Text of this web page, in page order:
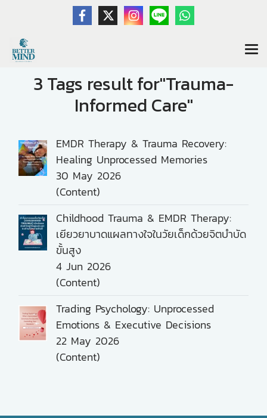
3 Tags result for"Trauma-
Informed Care"
EMDR Therapy & Trauma Recovery:
Healing Unprocessed Memories
30 May 2026
(Content)
Childhood Trauma & EMDR Therapy:
เยียวยาบาดแผลทางใจในวัยเด็กด้วยจิตบำบัด
ขั้นสูง
4 Jun 2026
(Content)
Trading Psychology: Unprocessed
Emotions & Executive Decisions
22 May 2026
(Content)